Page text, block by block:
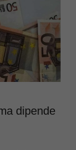
dipende